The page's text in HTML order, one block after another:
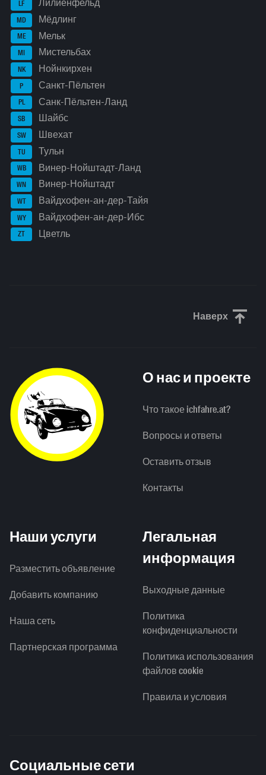
LF Лилиенфельд
MD Мёдлинг
ME Мельк
MI Мистельбах
NK Нойнкирхен
P Санкт-Пёльтен
PL Санк-Пёльтен-Ланд
SB Шайбс
SW Швехат
TU Тульн
WB Винер-Нойштадт-Ланд
WN Винер-Нойштадт
WT Вайдхофен-ан-дер-Тайя
WY Вайдхофен-ан-дер-Ибс
ZT Цветль
Наверх
О нас и проекте
Что такое ichfahre.at?
Вопросы и ответы
Оставить отзыв
Контакты
Наши услуги
Разместить объявление
Добавить компанию
Наша сеть
Партнерская программа
Легальная
информация
Выходные данные
Политика
конфиденциальности
Политика использования
файлов cookie
Правила и условия
Социальные сети